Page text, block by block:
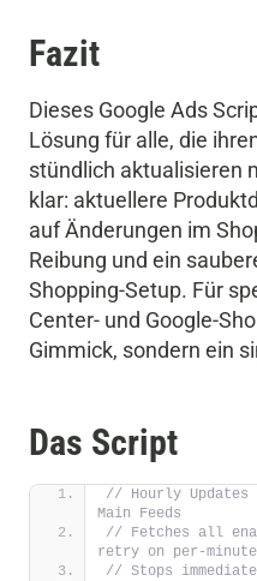
Fazit
Dieses Google Ads
Lösung für alle, die
stündlich aktualisieren
klar: aktuellere
auf Änderungen im
Reibung und ein
Shopping-Setup. Für
Center- und Google-
Gimmick, sondern ein
Das Script
// Hourly Updates
Main Feeds
// Fetches all
retry on per-
// Stops